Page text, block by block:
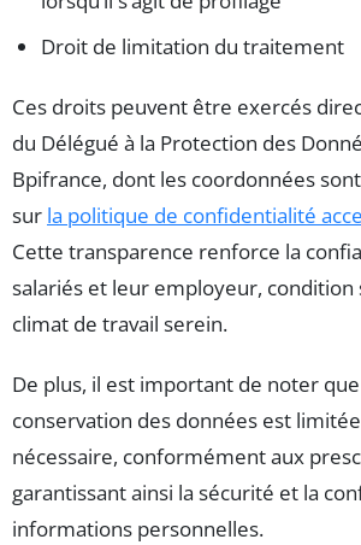
Droit de limitation du traitement
Ces droits peuvent être exercés
du Délégué à la Protection des
Bpifrance, dont les coordonnées
sur la politique de confidentialité
Cette transparence renforce la
salariés et leur employeur, condition
climat de travail serein.
De plus, il est important de noter
conservation des données est
nécessaire, conformément aux
garantissant ainsi la sécurité et la
informations personnelles.